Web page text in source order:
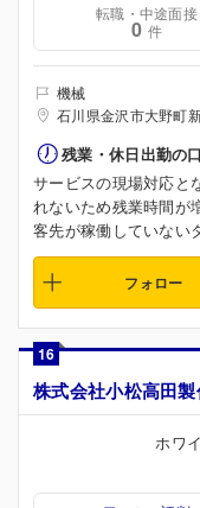
転職・中途面接
0 件
機械
石川県金沢市大野町
残業・休日出勤の
サービスの現場対応と
れないため残業時間が
客先が稼働していない
フォロー
16
株式会社小松高田
ホワ